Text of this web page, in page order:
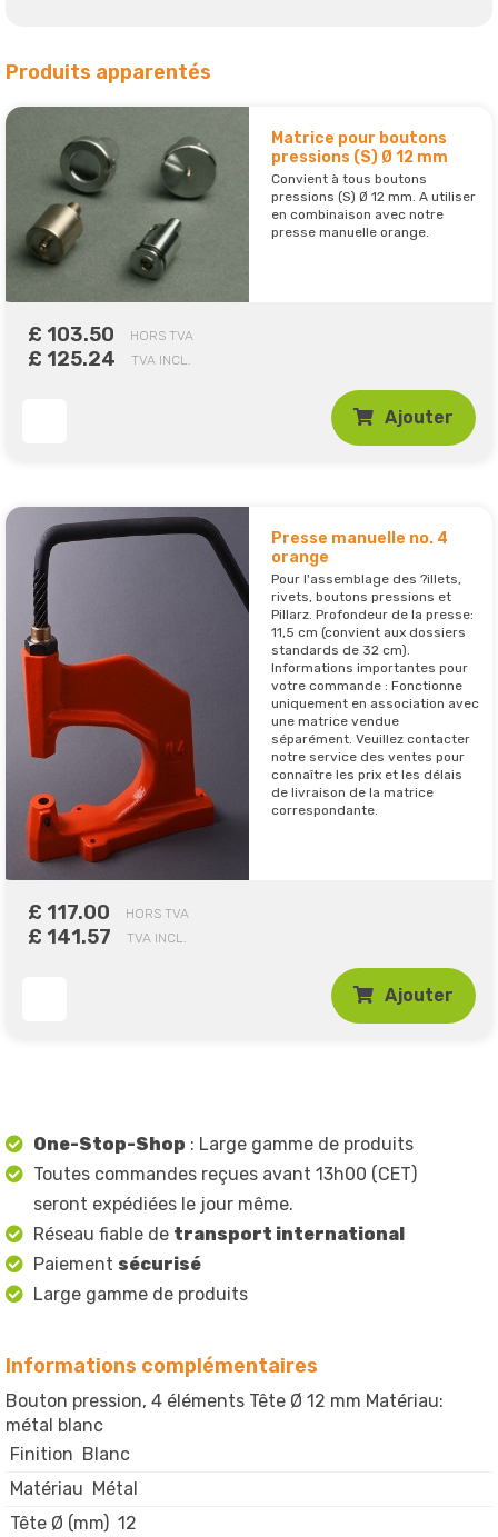
Produits apparentés
Matrice pour boutons
pressions (S) Ø 12 mm
Convient à tous boutons
pressions (S) Ø 12 mm. A utiliser
en combinaison avec notre
presse manuelle orange.
£ 103.50 HORS TVA
£ 125.24 TVA INCL.
Ajouter
Presse manuelle no. 4
orange
Pour l'assemblage des ?illets,
rivets, boutons pressions et
Pillarz. Profondeur de la presse:
11,5 cm (convient aux dossiers
standards de 32 cm).
Informations importantes pour
votre commande : Fonctionne
uniquement en association avec
une matrice vendue
séparément. Veuillez contacter
notre service des ventes pour
connaître les prix et les délais
de livraison de la matrice
correspondante.
£ 117.00 HORS TVA
£ 141.57 TVA INCL.
Ajouter
One-Stop-Shop : Large gamme de produits
Toutes commandes reçues avant 13h00 (CET)
seront expédiées le jour même.
Réseau fiable de transport international
Paiement sécurisé
Large gamme de produits
Informations complémentaires
Bouton pression, 4 éléments Tête Ø 12 mm Matériau:
métal blanc
Finition Blanc
Matériau Métal
Tête Ø (mm) 12